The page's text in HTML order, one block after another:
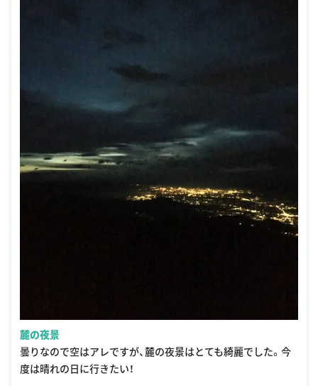
麓の夜景
曇りなので空はアレですが、麓の夜景はとても綺麗でした。今
度は晴れの日に行きたい！